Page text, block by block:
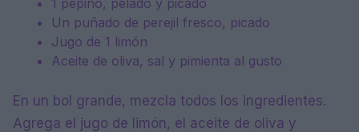
1 pepino, pelado y picado
Un puñado de perejil fresco, picado
Jugo de 1 limón
Aceite de oliva, sal y pimienta al gusto
En un bol grande, mezcla todos los ingredientes.
Agrega el jugo de limón, el aceite de oliva y